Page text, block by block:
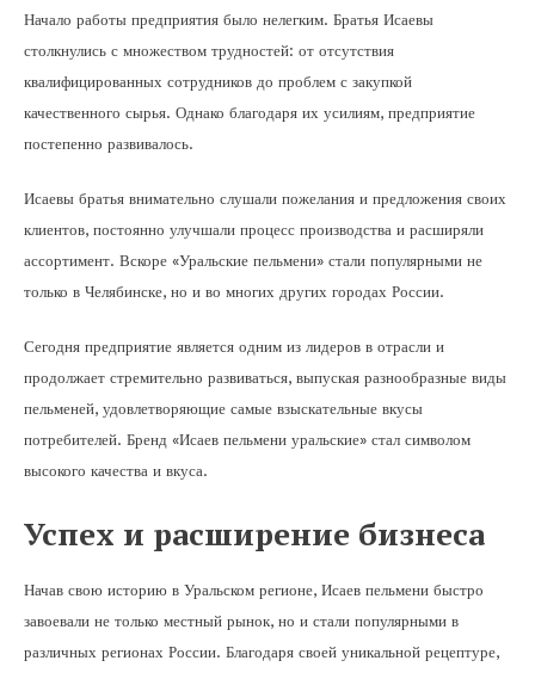
Начало работы предприятия было нелегким. Братья Исаевы
столкнулись с множеством трудностей: от отсутствия
квалифицированных сотрудников до проблем с закупкой
качественного сырья. Однако благодаря их усилиям, предприятие
постепенно развивалось.
Исаевы братья внимательно слушали пожелания и предложения своих
клиентов, постоянно улучшали процесс производства и расширяли
ассортимент. Вскоре «Уральские пельмени» стали популярными не
только в Челябинске, но и во многих других городах России.
Сегодня предприятие является одним из лидеров в отрасли и
продолжает стремительно развиваться, выпуская разнообразные виды
пельменей, удовлетворяющие самые взыскательные вкусы
потребителей. Бренд «Исаев пельмени уральские» стал символом
высокого качества и вкуса.
Успех и расширение бизнеса
Начав свою историю в Уральском регионе, Исаев пельмени быстро
завоевали не только местный рынок, но и стали популярными в
различных регионах России. Благодаря своей уникальной рецептуре,